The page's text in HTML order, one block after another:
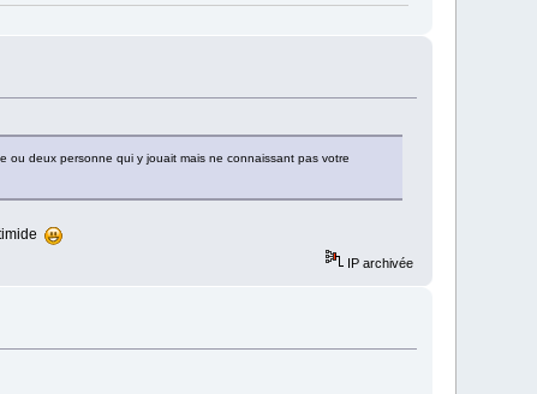
ou deux personne qui y jouait mais ne connaissant pas votre
IP archivée